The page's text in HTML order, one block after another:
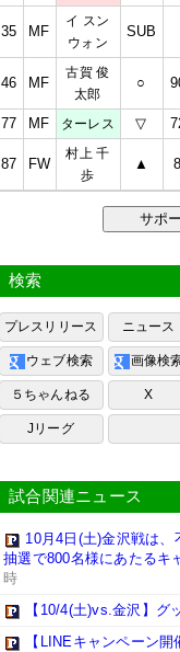
35 MF
イ スン
ウォン
SUB
46 MF
古賀 俊
太郎
○
77 MF ターレス ▽
87 FW
村上 千
歩
▲ 8
サポー
検索
プレスリリース ニュース
ウェブ検索 画像検
５ちゃんねる X
Jリーグ
試合関連ニュース
10月4日(土)金沢戦は
抽選で800名様にあたるキ
時
【10/4(土)vs.金沢】グ
【LINEキャンペーン